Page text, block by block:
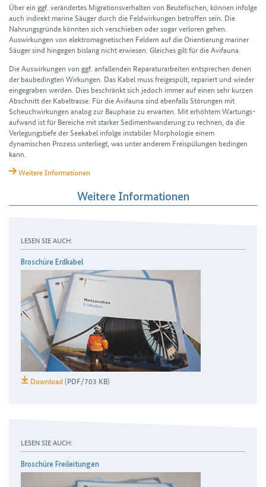
Über ein ggf. verändertes Migrations­verhalten von Beute­fischen, können infolge
auch indirekt marine Säuger durch die Feld­wirkungen betroffen sein. Die
Nahrungs­gründe könnten sich verschieben oder sogar verloren gehen.
Auswirkungen von elektro­magnetischen Feldern auf die Orientierung mariner
Säuger sind hingegen bislang nicht erwiesen. Gleiches gilt für die Avi­fauna.
Die Auswirkungen von ggf. anfallenden Reparatur­arbeiten entsprechen denen
der bau­bedingten Wirkungen. Das Kabel muss frei­gespült, repariert und wieder
eingegraben werden. Dies beschränkt sich jedoch immer auf einen sehr kurzen
Abschnitt der Kabel­trasse. Für die Avi­fauna sind eben­falls Störungen mit
Scheuch­wirkungen analog zur Bau­phase zu erwarten. Mit erhöhtem Wartungs­
aufwand ist für Bereiche mit starker Sediment­wanderung zu rechnen, da die
Verlegungs­tiefe der See­kabel infolge instabiler Morpho­logie einem
dynamischen Prozess unter­liegt, was unter anderem Frei­spülungen bedingen
kann.
Weitere Informationen
Weitere Informationen
LESEN SIE AUCH:
Broschüre Erdkabel
Download(PDF/703 KB)
LESEN SIE AUCH:
Broschüre Freileitungen